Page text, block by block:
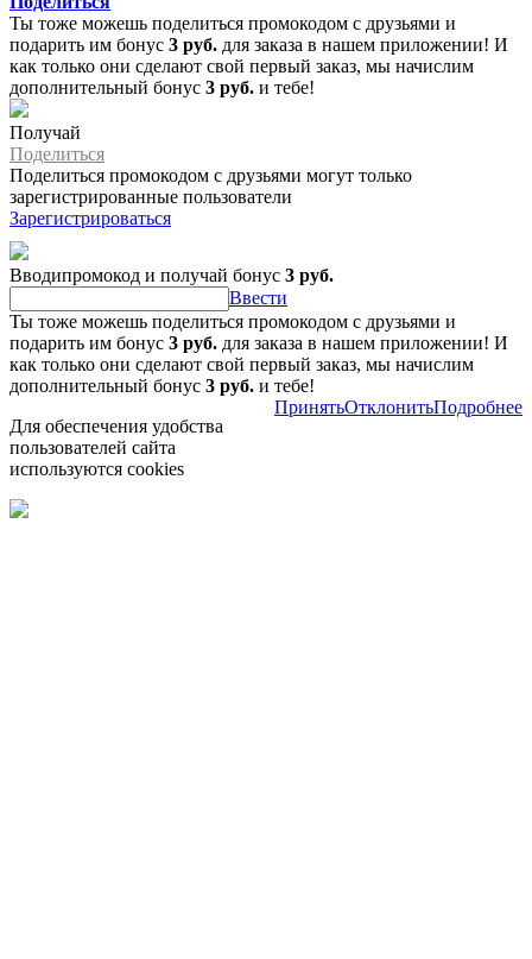
Ты тоже можешь поделиться промокодом с друзьями и
подарить им бонус 3 руб. для заказа в нашем приложении! И
как только они сделают свой первый заказ, мы начислим
дополнительный бонус 3 руб. и тебе!
Получай
Поделиться
Поделиться промокодом с друзьями могут только
зарегистрированные пользователи
Зарегистрироваться
Вводипромокод и получай бонус 3 руб.
Ввести
Ты тоже можешь поделиться промокодом с друзьями и
подарить им бонус 3 руб. для заказа в нашем приложении! И
как только они сделают свой первый заказ, мы начислим
дополнительный бонус 3 руб. и тебе!
Для обеспечения удобства
пользователей сайта
используются cookies
ПринятьОтклонитьПодробнее